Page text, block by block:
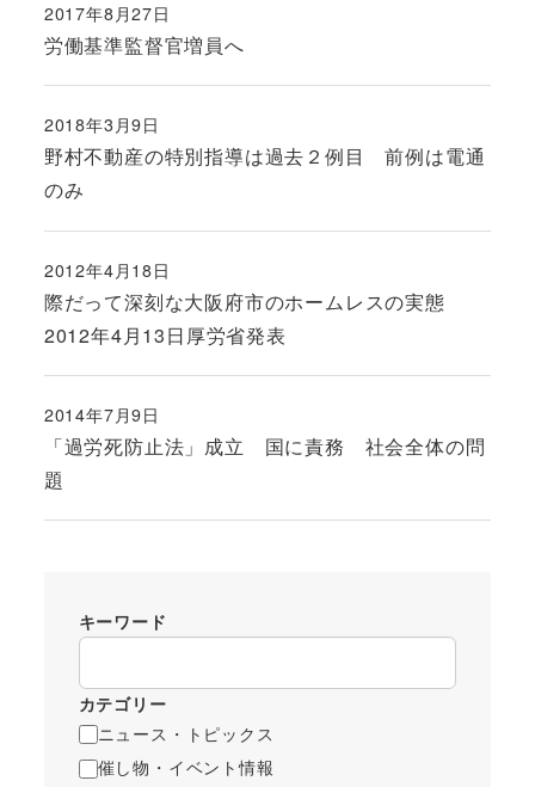
労働基準監督官増員へ
投稿日
2017年8月27日
野村不動産の特別指導は過去２例目 前例は電通
のみ
投稿日
2018年3月9日
際だって深刻な大阪府市のホームレスの実態
2012年4月13日厚労省発表
投稿日
2012年4月18日
「過労死防止法」成立 国に責務 社会全体の問
題
投稿日
2014年7月9日
キーワード
カテゴリー
ニュース・トピックス
催し物・イベント情報